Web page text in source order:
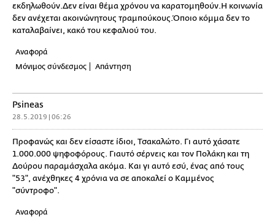
εκδηλωθούν.Δεν είναι θέμα χρόνου να καρατομηθούν.Η κοινωνία
δεν ανέχεται ακοινώνητους τραμπούκους.Όποιο κόμμα δεν το
καταλαβαίνει, κακό του κεφαλιού του.
Αναφορά
Μόνιμος σύνδεσμος
Απάντηση
Psineas
28.5.2019 | 06:26
Προφανώς και δεν είσαστε ίδιοι, Τσακαλώτο. Γι αυτό χάσατε
1.000.000 ψηφοφόρους. Γιαυτό σέρνεις και τον Πολάκη και τη
Δούρου παραμάσχαλα ακόμα. Και γι αυτό εσύ, ένας από τους
"53", ανέχθηκες 4 χρόνια να σε αποκαλεί ο Καμμένος
"σύντροφο".
Αναφορά